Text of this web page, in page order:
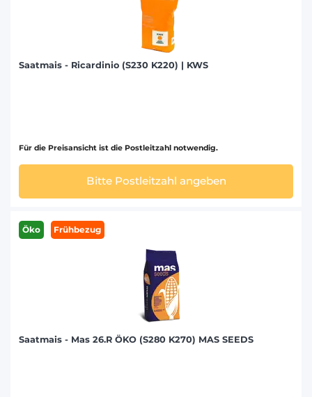
Saatmais - Ricardinio (S230 K220) | KWS
Für die Preisansicht ist die Postleitzahl notwendig.
Bitte Postleitzahl angeben
Öko Frühbezug
Saatmais - Mas 26.R ÖKO (S280 K270) MAS SEEDS